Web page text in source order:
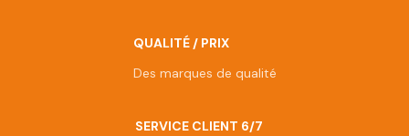
QUALITÉ / PRIX
Des marques de qualité
SERVICE CLIENT 6/7